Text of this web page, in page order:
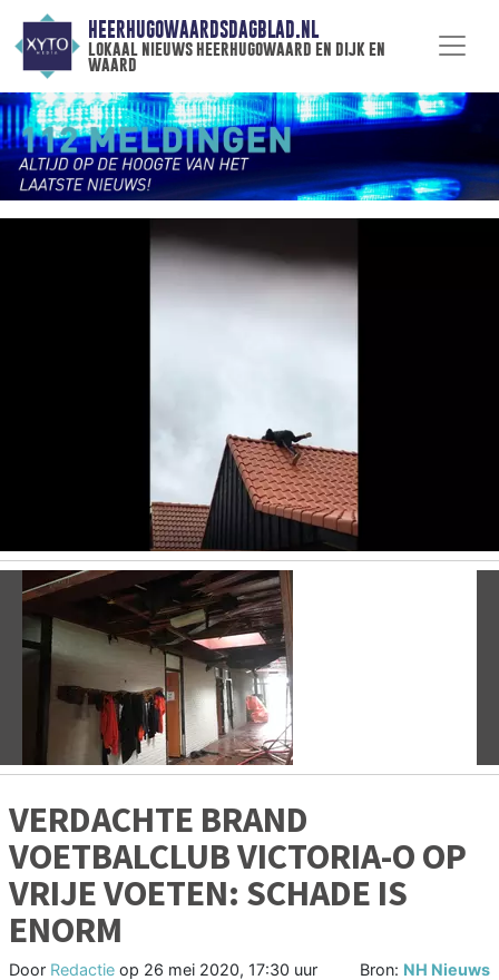
HEERHUGOWAARDSDAGBLAD.NL
lokaal nieuws heerhugowaard en dijk en
waard
VERDACHTE BRAND
VOETBALCLUB VICTORIA-O OP
VRIJE VOETEN: SCHADE IS
ENORM
Door Redactie op 26 mei 2020, 17:30 uur Bron: NH Nieuws